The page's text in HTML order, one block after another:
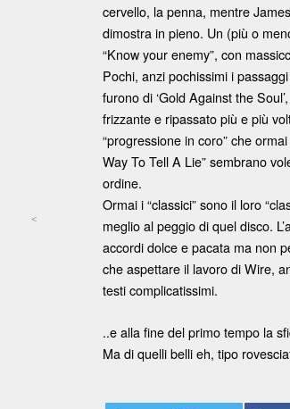
Post
<
cervello, la penna, mentre
dimostra in pieno. Un (più o
“Know your enemy”, con
Pochi, anzi pochissimi i
furono di ‘Gold Against the
frizzante e ripassato più e più
“progressione in coro” che
Way To Tell A Lie” sembrano
ordine.
Ormai i “classici” sono il loro
meglio al peggio di quel disco.
accordi dolce e pacata ma non
che aspettare il lavoro di Wire,
testi complicatissimi.
..e alla fine del primo tempo la
Ma di quelli belli eh, tipo